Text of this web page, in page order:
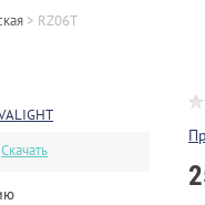
> RZ06T
Скачать